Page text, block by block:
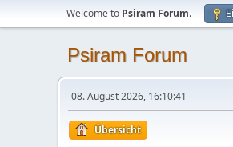
Welcome to Psiram Forum.
Psiram Forum
08. August 2026, 16:10:41
Übersicht